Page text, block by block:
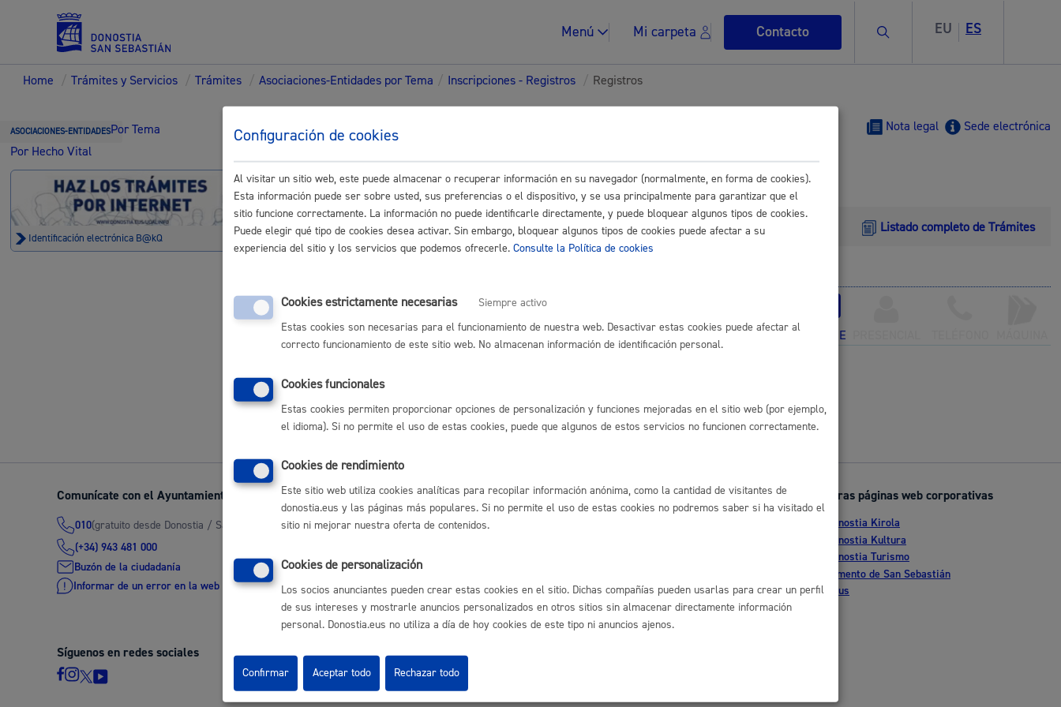
Menú Mi carpeta Contacto Buscar EU ES
Servicios
Padrón y asuntos personales Impuestos y multas
Seguridad ciudadana y emergencias
Salud Pública, animales y consumo
Home / Trámites y Servicios / Trámites / Asociaciones-Entidades por Tema / Inscripciones - Registros / Registros
ASOCIACIONES-ENTIDADESPor Tema
Por Hecho Vital
Identificación electrónica B@kQ
Trámites para Asociaciones-
Entidades
Sede electrónica
Nota legal
Buscar Listado completo de Trámites
Registro de Entidades Ciudadanas * Online con certificado electrónico
ONLINE
Volver al índice
Comunícate con el Ayuntamiento de Donostia / San Sebastián
010(gratuito desde Donostia / San Sebastián)
(+34) 943 481 000
Buzón de la ciudadanía
Informar de un error en la web
Enlaces útiles
Sala de prensa
Mapa web
Otras páginas web corporativas
Donostia Kirola
Donostia Kultura
Donostia Turismo
Fomento de San Sebastián
Dbus
Síguenos en redes sociales
Configuración de cookies
Al visitar un sitio web, este puede almacenar o recuperar información en su navegador (normalmente, en forma de cookies).
Esta información puede ser sobre usted, sus preferencias o el dispositivo, y se usa principalmente para garantizar que el
sitio funcione correctamente. La información no puede identificarle directamente, y puede bloquear algunos tipos de cookies.
Puede elegir qué tipo de cookies desea activar. Sin embargo, bloquear algunos tipos de cookies puede afectar a su
experiencia del sitio y los servicios que podemos ofrecerle. Consulte la Política de cookies
Cookies estrictamente necesarias
Siempre activo
Estas cookies son necesarias para el funcionamiento de nuestra web. Desactivar estas cookies puede afectar al
correcto funcionamiento de este sitio web. No almacenan información de identificación personal.
Cookies funcionales
Estas cookies permiten proporcionar opciones de personalización y funciones mejoradas en el sitio web (por ejemplo,
el idioma). Si no permite el uso de estas cookies, puede que algunos de estos servicios no funcionen correctamente.
Cookies de rendimiento
Este sitio web utiliza cookies analíticas para recopilar información anónima, como la cantidad de visitantes de
donostia.eus y las páginas más populares. Si no permite el uso de estas cookies no podremos saber si ha visitado el
sitio ni mejorar nuestra oferta de contenidos.
Cookies de personalización
Los socios anunciantes pueden crear estas cookies en el sitio. Dichas compañías pueden usarlas para crear un perfil
de sus intereses y mostrarle anuncios personalizados en otros sitios sin almacenar directamente información
personal. Donostia.eus no utiliza a día de hoy cookies de este tipo ni anuncios ajenos.
Rechazar todo
Confirmar Aceptar todo